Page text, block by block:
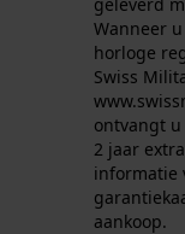
Wanneer
horloge
Swiss
ontvangt
2 jaar
informatie
aankoop.